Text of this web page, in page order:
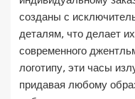
созданы с
деталям, что делает
современного
логотипу, эти часы
придавая любому